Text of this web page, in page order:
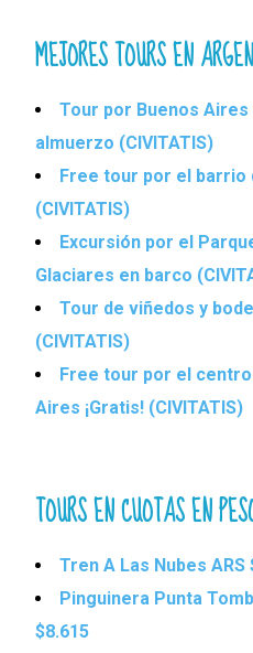
MEJORES TOURS EN
Tour por Buenos
almuerzo (CIVITATIS)
Free tour por el barrio
(CIVITATIS)
Excursión por el
Glaciares en barco
Tour de viñedos y
(CIVITATIS)
Free tour por el
Aires ¡Gratis! (CIVITATIS)
TOURS EN CUOTAS EN
Tren A Las Nubes ARS
Pinguinera Punta
$8.615